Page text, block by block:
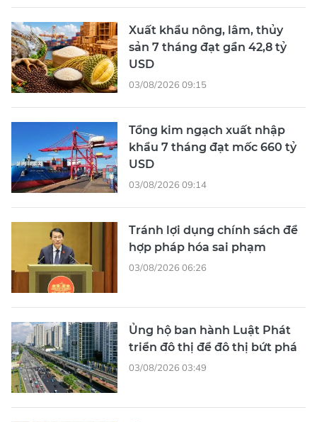
Xuất khẩu nông, lâm, thủy
sản 7 tháng đạt gần 42,8 tỷ
USD
03/08/2026 09:15
Tổng kim ngạch xuất nhập
khẩu 7 tháng đạt mốc 660 tỷ
USD
03/08/2026 09:14
Tránh lợi dụng chính sách để
hợp pháp hóa sai phạm
03/08/2026 06:26
Ủng hộ ban hành Luật Phát
triển đô thị để đô thị bứt phá
03/08/2026 03:49